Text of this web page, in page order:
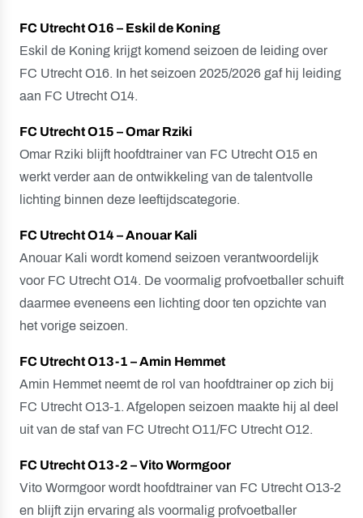
FC Utrecht O16 – Eskil de Koning
Eskil de Koning krijgt komend seizoen de leiding over
FC Utrecht O16. In het seizoen 2025/2026 gaf hij leiding
aan FC Utrecht O14.
FC Utrecht O15 – Omar Rziki
Omar Rziki blijft hoofdtrainer van FC Utrecht O15 en
werkt verder aan de ontwikkeling van de talentvolle
lichting binnen deze leeftijdscategorie.
FC Utrecht O14 – Anouar Kali
Anouar Kali wordt komend seizoen verantwoordelijk
voor FC Utrecht O14. De voormalig profvoetballer schuift
daarmee eveneens een lichting door ten opzichte van
het vorige seizoen.
FC Utrecht O13-1 – Amin Hemmet
Amin Hemmet neemt de rol van hoofdtrainer op zich bij
FC Utrecht O13-1. Afgelopen seizoen maakte hij al deel
uit van de staf van FC Utrecht O11/FC Utrecht O12.
FC Utrecht O13-2 – Vito Wormgoor
Vito Wormgoor wordt hoofdtrainer van FC Utrecht O13-2
en blijft zijn ervaring als voormalig profvoetballer